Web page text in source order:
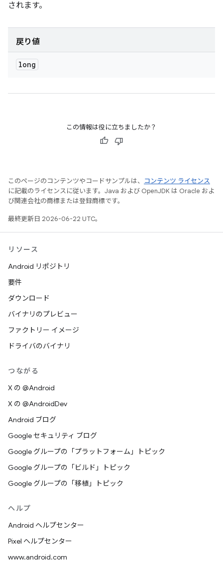
されます。
戻り値
long
この情報は役に立ちましたか？
このページのコンテンツやコードサンプルは、
コンテンツ ライセンス
に記載のライセンスに従います。Java および OpenJDK は Oracle およ
び関連会社の商標または登録商標です。
最終更新日 2026-06-22 UTC。
リソース
Android リポジトリ
要件
ダウンロード
バイナリのプレビュー
ファクトリー イメージ
ドライバのバイナリ
つながる
X の @Android
X の @AndroidDev
Android ブログ
Google セキュリティ ブログ
Google グループの「プラットフォーム」トピック
Google グループの「ビルド」トピック
Google グループの「移植」トピック
ヘルプ
Android ヘルプセンター
Pixel ヘルプセンター
www.android.com